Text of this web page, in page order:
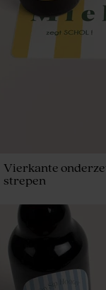
Vierkante
strepen